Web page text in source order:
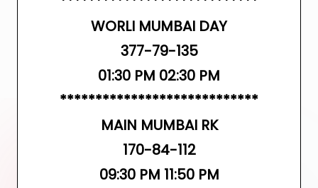
WORLI MUMBAI DAY
377-79-135
01:30 PM 02:30 PM
****************************
MAIN MUMBAI RK
170-84-112
09:30 PM 11:50 PM